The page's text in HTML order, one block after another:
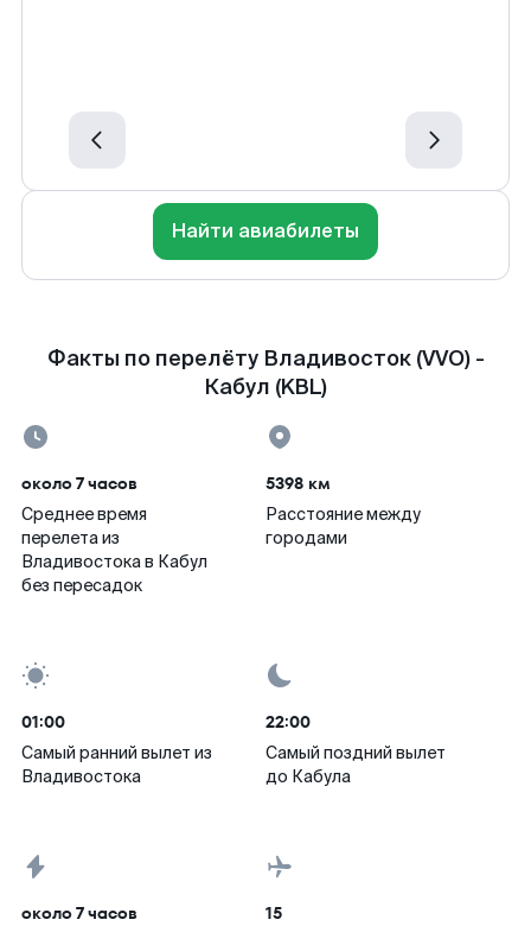
Найти авиабилеты
Факты по перелёту Владивосток (VVO) -
Кабул (KBL)
около 7 часов
Среднее время
перелета из
Владивостока в Кабул
без пересадок
5398 км
Расстояние между
городами
01:00
Самый ранний вылет из
Владивостока
22:00
Самый поздний вылет
до Кабула
около 7 часов 15